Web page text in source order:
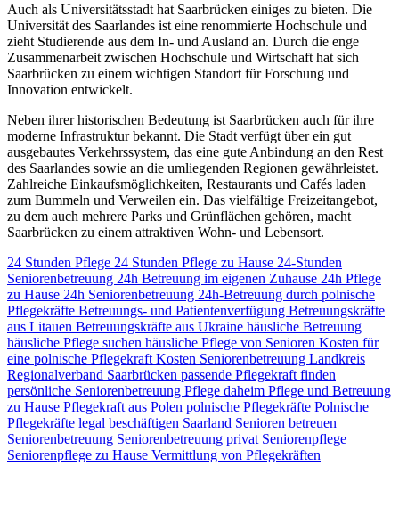
Auch als Universitätsstadt hat Saarbrücken einiges zu bieten. Die
Universität des Saarlandes ist eine renommierte Hochschule und
zieht Studierende aus dem In- und Ausland an. Durch die enge
Zusammenarbeit zwischen Hochschule und Wirtschaft hat sich
Saarbrücken zu einem wichtigen Standort für Forschung und
Innovation entwickelt.
Neben ihrer historischen Bedeutung ist Saarbrücken auch für ihre
moderne Infrastruktur bekannt. Die Stadt verfügt über ein gut
ausgebautes Verkehrssystem, das eine gute Anbindung an den Rest
des Saarlandes sowie an die umliegenden Regionen gewährleistet.
Zahlreiche Einkaufsmöglichkeiten, Restaurants und Cafés laden
zum Bummeln und Verweilen ein. Das vielfältige Freizeitangebot,
zu dem auch mehrere Parks und Grünflächen gehören, macht
Saarbrücken zu einem attraktiven Wohn- und Lebensort.
24 Stunden Pflege 24 Stunden Pflege zu Hause 24-Stunden
Seniorenbetreuung 24h Betreuung im eigenen Zuhause 24h Pflege
zu Hause 24h Seniorenbetreuung 24h-Betreuung durch polnische
Pflegekräfte Betreuungs- und Patientenverfügung Betreuungskräfte
aus Litauen Betreuungskräfte aus Ukraine häusliche Betreuung
häusliche Pflege suchen häusliche Pflege von Senioren Kosten für
eine polnische Pflegekraft Kosten Seniorenbetreuung Landkreis
Regionalverband Saarbrücken passende Pflegekraft finden
persönliche Seniorenbetreuung Pflege daheim Pflege und Betreuung
zu Hause Pflegekraft aus Polen polnische Pflegekräfte Polnische
Pflegekräfte legal beschäftigen Saarland Senioren betreuen
Seniorenbetreuung Seniorenbetreuung privat Seniorenpflege
Seniorenpflege zu Hause Vermittlung von Pflegekräften